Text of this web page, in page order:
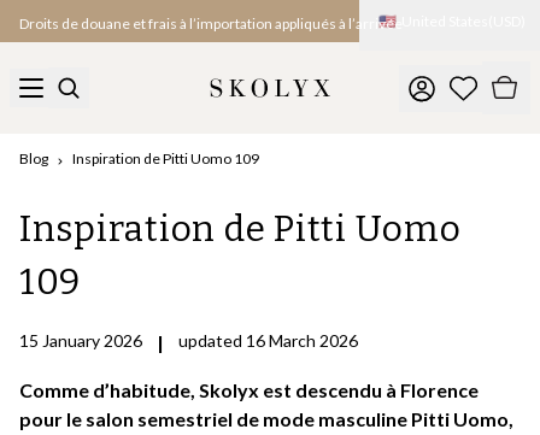
Droits de douane et frais à l’importation appliqués à l’arrivée
🇺🇸
Blog Inspiration de Pitti Uomo 109
Inspiration de Pitti Uomo
109
15 January 2026 | updated 16 March 2026
Comme d’habitude, Skolyx est descendu à Florence
pour le salon semestriel de mode masculine Pitti Uomo,